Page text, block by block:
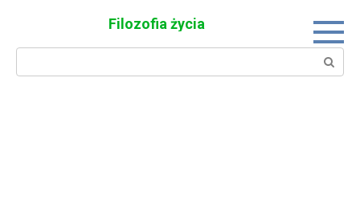
Filozofia życia
Search: